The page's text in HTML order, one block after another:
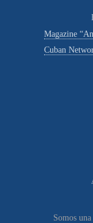
Magazine
Cuban
Somos